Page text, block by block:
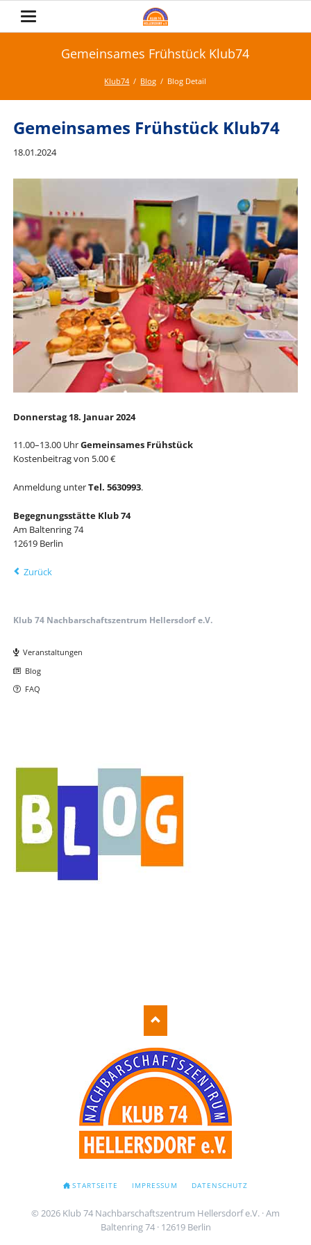
Gemeinsames Frühstück Klub74
Klub74 Blog Blog Detail
Gemeinsames Frühstück Klub74
18.01.2024
Donnerstag 18. Januar 2024
11.00–13.00 UhrGemeinsames Frühstück
Kostenbeitrag von 5.00 €
Anmeldung unterTel. 5630993.
Begegnungsstätte Klub 74
Am Baltenring 74
12619 Berlin
Zurück
Klub 74 Nachbarschaftszentrum Hellersdorf e.V.
überspringen
Veranstaltungen
Blog
FAQ
STARTSEITE IMPRESSUM DATENSCHUTZ
© 2026 Klub 74 Nachbarschaftszentrum Hellersdorf e.V. · Am
Baltenring 74 · 12619 Berlin